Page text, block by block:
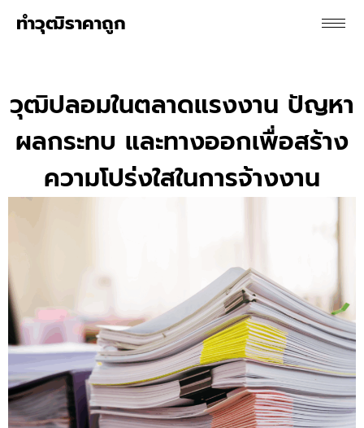
ทําวุฒิราคาถูก
วุฒิปลอมในตลาดแรงงาน ปัญหา
ผลกระทบ และทางออกเพื่อสร้าง
ความโปร่งใสในการจ้างงาน